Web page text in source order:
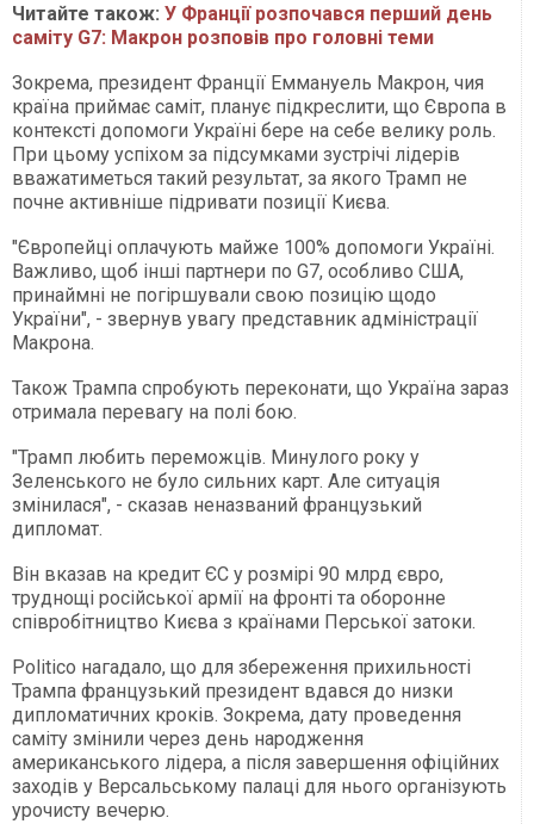
Читайте також: У Франції розпочався перший день
саміту G7: Макрон розповів про головні теми
Зокрема, президент Франції Еммануель Макрон, чия
країна приймає саміт, планує підкреслити, що Європа в
контексті допомоги Україні бере на себе велику роль.
При цьому успіхом за підсумками зустрічі лідерів
вважатиметься такий результат, за якого Трамп не
почне активніше підривати позиції Києва.
"Європейці оплачують майже 100% допомоги Україні.
Важливо, щоб інші партнери по G7, особливо США,
принаймні не погіршували свою позицію щодо
України", - звернув увагу представник адміністрації
Макрона.
Також Трампа спробують переконати, що Україна зараз
отримала перевагу на полі бою.
"Трамп любить переможців. Минулого року у
Зеленського не було сильних карт. Але ситуація
змінилася", - сказав неназваний французький
дипломат.
Він вказав на кредит ЄС у розмірі 90 млрд євро,
труднощі російської армії на фронті та оборонне
співробітництво Києва з країнами Перської затоки.
Politico нагадало, що для збереження прихильності
Трампа французький президент вдався до низки
дипломатичних кроків. Зокрема, дату проведення
саміту змінили через день народження
американського лідера, а після завершення офіційних
заходів у Версальському палаці для нього організують
урочисту вечерю.